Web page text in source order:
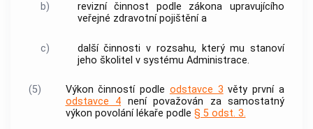
b)
revizní činnost podle zákona upravujícího
veřejné zdravotní pojištění a
c)
další činnosti v rozsahu, který mu stanoví
jeho školitel v systému Administrace.
(5) Výkon činností podle odstavce 3 věty první a
odstavce 4 není považován za samostatný
výkon povolání lékaře podle § 5 odst. 3.